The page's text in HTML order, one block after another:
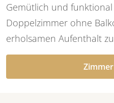
Gemütlich und
Doppelzimmer ohne
erholsamen Aufenthalt